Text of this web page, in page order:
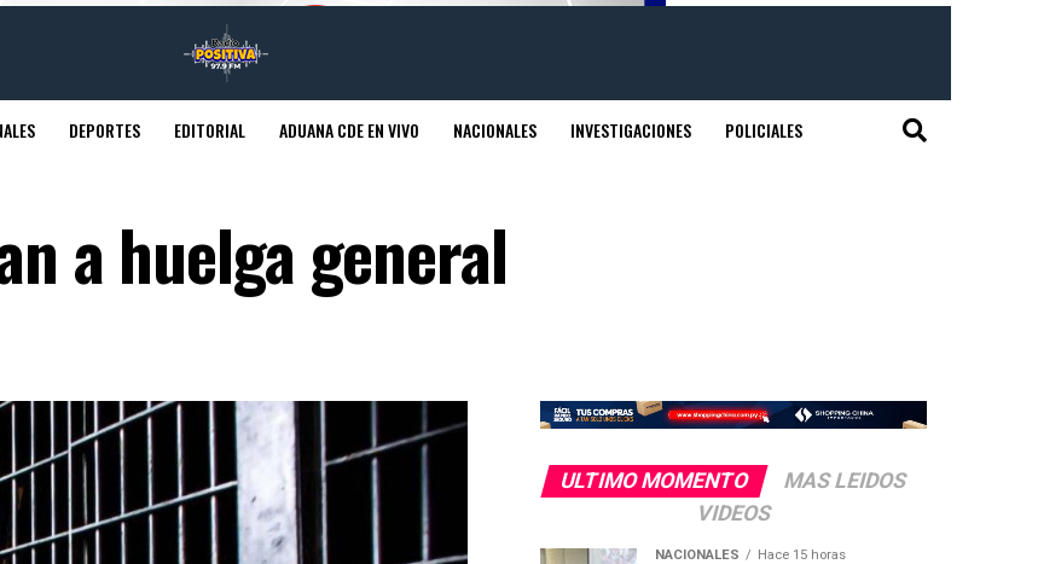
DEPORTES EDITORIAL ADUANA CDE EN VIVO NACIONALES INVESTIGACIONES POLICIALES
a huelga general
ULTIMO MOMENTO
MAS LEIDOS
VIDEOS
NACIONALES Hace 15 horas